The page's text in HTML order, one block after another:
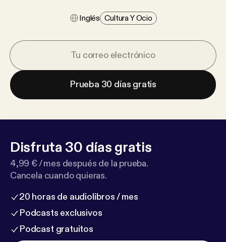
Inglés Cultura Y Ocio
Prueba 30 días gratis
Disfruta 30 días gratis
4,99 € / mes después de la prueba.
Cancela cuando quieras.
20 horas de audiolibros / mes
Podcasts exclusivos
Podcast gratuitos